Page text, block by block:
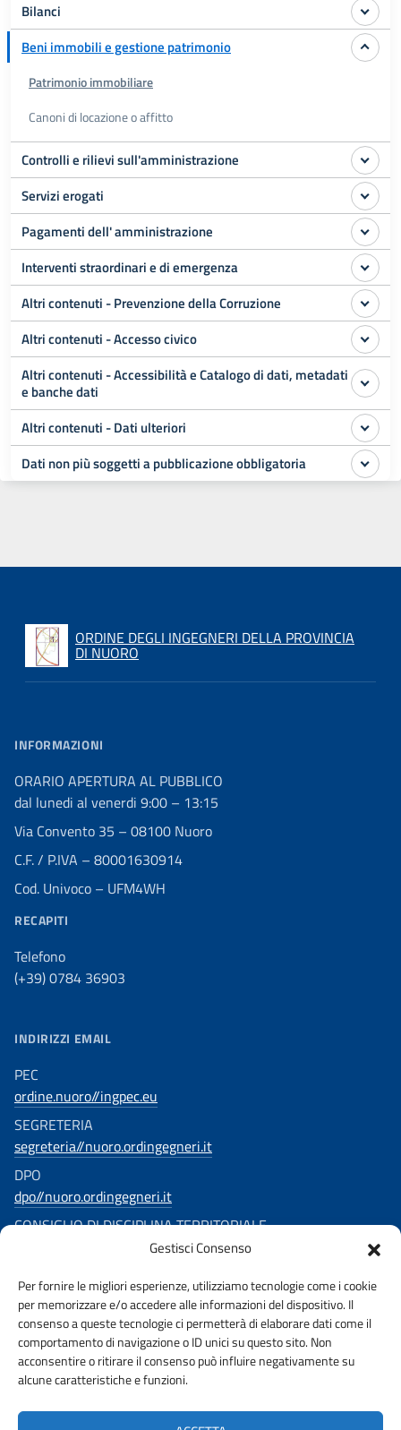
Gestisci Consenso
Per fornire le migliori esperienze, utilizziamo tecnologie come i cookie
per memorizzare e/o accedere alle informazioni del dispositivo. Il
consenso a queste tecnologie ci permetterà di elaborare dati come il
comportamento di navigazione o ID unici su questo sito. Non
acconsentire o ritirare il consenso può influire negativamente su
alcune caratteristiche e funzioni.
Bilanci
Beni immobili e gestione patrimonio
Patrimonio immobiliare
Canoni di locazione o affitto
Controlli e rilievi sull'amministrazione
Servizi erogati
Pagamenti dell' amministrazione
Interventi straordinari e di emergenza
Altri contenuti - Prevenzione della Corruzione
Altri contenuti - Accesso civico
Altri contenuti - Accessibilità e Catalogo di dati, metadati
e banche dati
Altri contenuti - Dati ulteriori
Dati non più soggetti a pubblicazione obbligatoria
ORDINE DEGLI INGEGNERI DELLA PROVINCIA
DI NUORO
INFORMAZIONI
ORARIO APERTURA AL PUBBLICO
dal lunedi al venerdi 9:00 – 13:15
Via Convento 35 – 08100 Nuoro
C.F. / P.IVA – 80001630914
Cod. Univoco – UFM4WH
RECAPITI
Telefono
(+39) 0784 36903
INDIRIZZI EMAIL
PEC
ordine.nuoro//ingpec.eu
SEGRETERIA
segreteria//nuoro.ordingegneri.it
DPO
dpo//nuoro.ordingegneri.it
CONSIGLIO DI DISCIPLINA TERRITORIALE
consigliodisciplina.ingegnerinuoro//ingpec.eu
SEGUICI SU
URP PRIVACY